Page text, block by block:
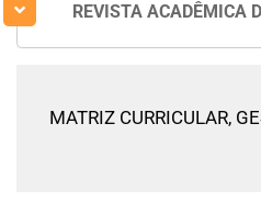
REVISTA ACADÊMICA
MATRIZ CURRICULAR,